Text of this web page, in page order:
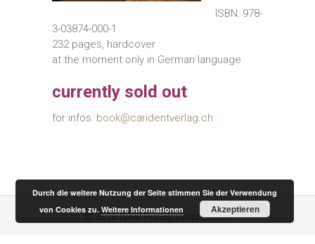
ISBN: 978-
3-03874-000-1
232 pages, hardcover
at the moment only in German language
currently sold out
for infos: book@caridentverlag.ch
© 2016NAM Prinzip|Impressum
Durch die weitere Nutzung der Seite stimmen Sie der Verwendung
von Cookies zu.Weitere Informationen Akzeptieren